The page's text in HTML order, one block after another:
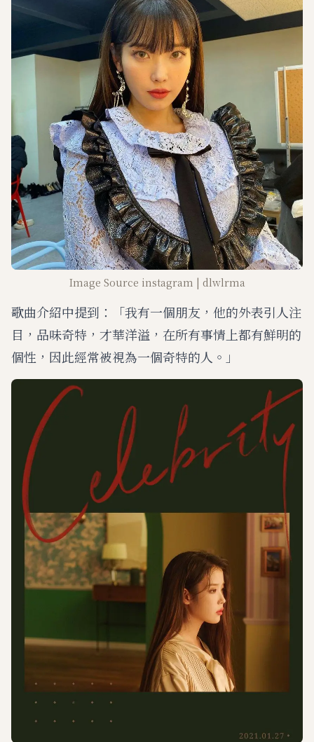
Image Source instagram | dlwlrma
歌曲介紹中提到：「我有一個朋友，他​​的外表引人注
目，品味奇特，才華洋溢，在所有事情上都有鮮明的
個性，因此經常被視為一個奇特的人。」